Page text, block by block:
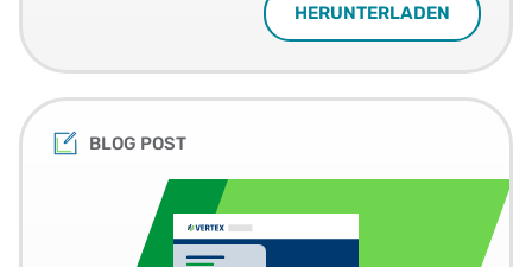
HERUNTERLADEN
BLOG POST